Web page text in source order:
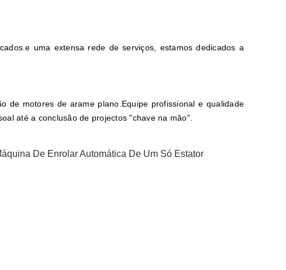
uma extensa rede de serviços, estamos dedicados a
de motores de arame plano.Equipe profissional e qualidade
até a conclusão de projectos "chave na mão".
De Enrolar Automática De Um Só Estator